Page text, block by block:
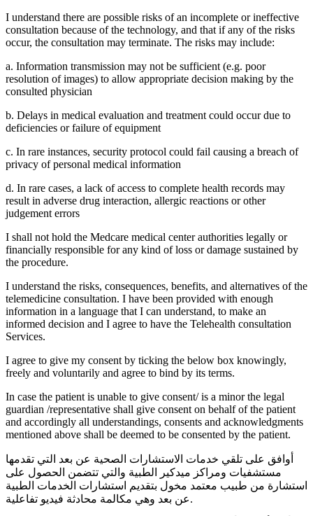
I understand there are possible risks of an incomplete or ineffective
consultation because of the technology, and that if any of the risks
occur, the consultation may terminate. The risks may include:
a. Information transmission may not be sufficient (e.g. poor
resolution of images) to allow appropriate decision making by the
consulted physician
b. Delays in medical evaluation and treatment could occur due to
deficiencies or failure of equipment
c. In rare instances, security protocol could fail causing a breach of
privacy of personal medical information
d. In rare cases, a lack of access to complete health records may
result in adverse drug interaction, allergic reactions or other
judgement errors
I shall not hold the Medcare medical center authorities legally or
financially responsible for any kind of loss or damage sustained by
the procedure.
I understand the risks, consequences, benefits, and alternatives of the
telemedicine consultation. I have been provided with enough
information in a language that I can understand, to make an
informed decision and I agree to have the Telehealth consultation
Services.
I agree to give my consent by ticking the below box knowingly,
freely and voluntarily and agree to bind by its terms.
In case the patient is unable to give consent/ is a minor the legal
guardian /representative shall give consent on behalf of the patient
and accordingly all understandings, consents and acknowledgments
mentioned above shall be deemed to be consented by the patient.
أوافق على تلقي خدمات الاستشارات الصحية عن بعد التي تقدمها
مستشفيات ومراكز ميدكير الطبية والتي تتضمن الحصول على
استشارة من طبيب معتمد مخول بتقديم استشارات الخدمات الطبية
عن بعد وهي مكالمة محادثة فيديو تفاعلية.